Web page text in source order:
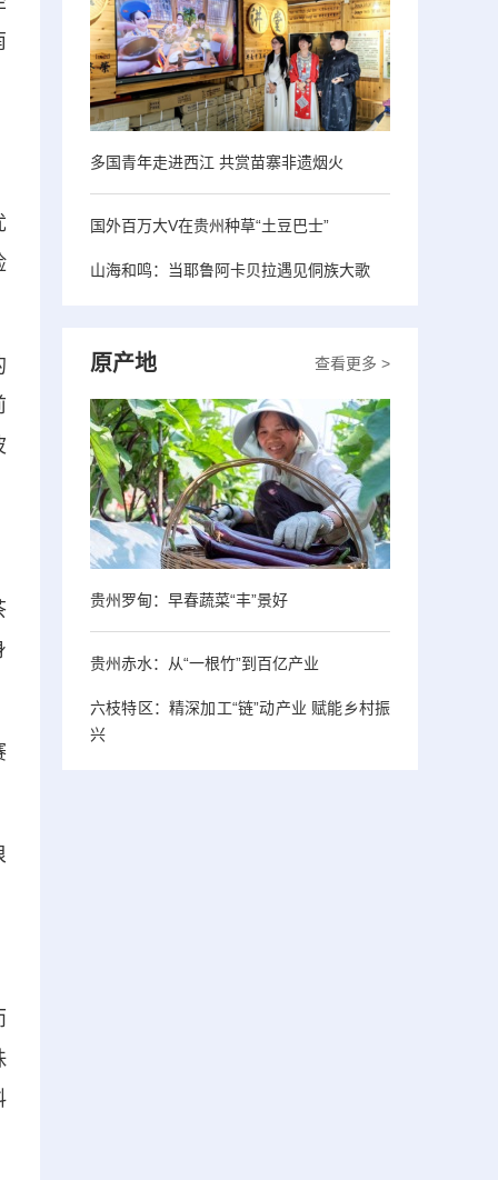
多国青年走进西江 共赏苗寨非遗烟火
国外百万大V在贵州种草“土豆巴士”
山海和鸣：当耶鲁阿卡贝拉遇见侗族大歌
查看更多 >
原产地
贵州罗甸：早春蔬菜“丰”景好
贵州赤水：从“一根竹”到百亿产业
六枝特区：精深加工“链”动产业 赋能乡村振
兴